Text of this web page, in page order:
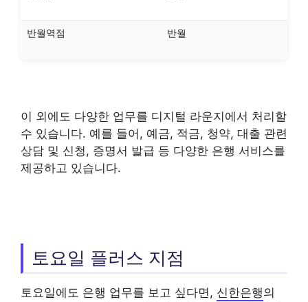
반월역점 반월
이 외에도 다양한 업무를 디지털 라운지에서 처리할
수 있습니다. 예를 들어, 예금, 적금, 청약, 대출 관련
상담 및 신청, 증명서 발급 등 다양한 은행 서비스를
제공하고 있습니다.
토요일 플러스 지점
토요일에도 은행 업무를 보고 싶다면, 신한은행의